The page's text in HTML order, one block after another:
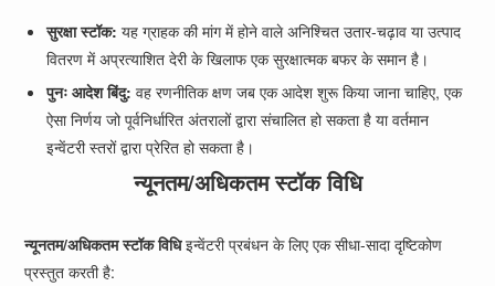
सुरक्षा स्टॉक: यह ग्राहक की मांग में होने वाले अनिश्चित उतार-चढ़ाव या उत्पाद
वितरण में अप्रत्याशित देरी के खिलाफ एक सुरक्षात्मक बफर के समान है।
पुनः आदेश बिंदु: वह रणनीतिक क्षण जब एक आदेश शुरू किया जाना चाहिए, एक
ऐसा निर्णय जो पूर्वनिर्धारित अंतरालों द्वारा संचालित हो सकता है या वर्तमान
इन्वेंटरी स्तरों द्वारा प्रेरित हो सकता है।
न्यूनतम/अधिकतम स्टॉक विधि
न्यूनतम/अधिकतम स्टॉक विधिइन्वेंटरी प्रबंधन के लिए एक सीधा-सादा दृष्टिकोण
प्रस्तुत करती है: